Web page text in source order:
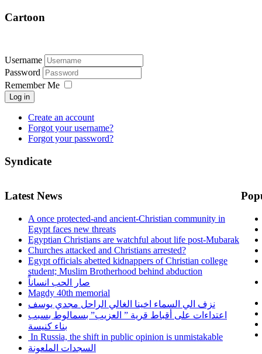
Cartoon
Username
Password
Remember Me
Log in
Create an account
Forgot your username?
Forgot your password?
Syndicate
Latest News
A once protected-and ancient-Christian community in
Egypt faces new threats
Egyptian Christians are watchful about life post-Mubarak
Churches attacked and Christians arrested?
Egypt officials abetted kidnappers of Christian college
student; Muslim Brotherhood behind abduction
صار الحب انساناً
Magdy 40th memorial
نزف الي السماء اخينا الغالي الراحل مجدي يوسف
اعتداءات على أقباط قرية ” العزيب” بسمالوط بسبب
بناء كنيسة
In Russia, the shift in public opinion is unmistakable
السجدات الملعونة